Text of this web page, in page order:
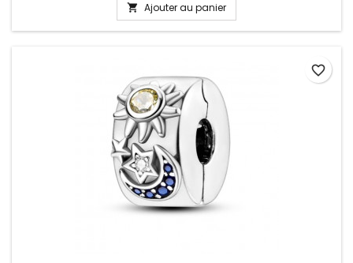
 Ajouter au panier
favorite_border